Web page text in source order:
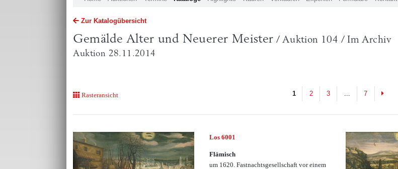
Zur Katalogübersicht
Gemälde Alter und Neuerer Meister / Auktion 104 / Im Archiv
Auktion 28.11.2014
Rasteransicht 1 2 3 7 Next
Los 6001
Flämisch
um 1620. Fastnachtsgesellschaft vor einem